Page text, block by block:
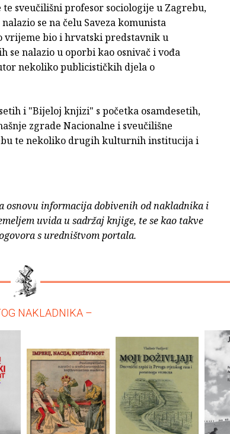
sveučilišni profesor sociologije u Zagrebu,
se na čelu Saveza komunista
vrijeme bio i hrvatski predstavnik u
se nalazio u oporbi kao osnivač i vođa
nekoliko publicističkih djela o
i "Bijeloj knjizi" s početka osamdesetih,
zgrade Nacionalne i sveučilišne
te nekoliko drugih kulturnih institucija i
osnovu informacija dobivenih od nakladnika i
uvida u sadržaj knjige, te se kao takve
s uredništvom portala.
NAKLADNIKA –